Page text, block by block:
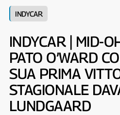
INDYCAR
INDYCAR | MID-
PATO O’WARD
SUA PRIMA
STAGIONALE
LUNDGAARD